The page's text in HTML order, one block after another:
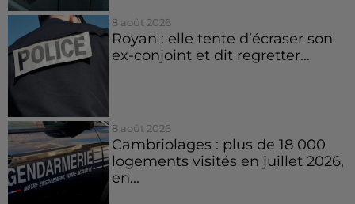
8 août 2026
Royan : elle tente d’écraser son
ex-conjoint et dit regretter...
8 août 2026
Cambriolages : plus de 18 000
logements visités en juillet 2026,
en...